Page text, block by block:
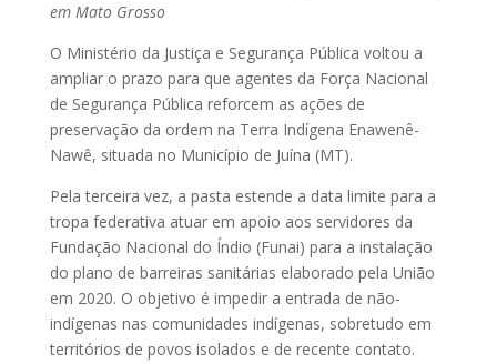
em Mato Grosso
O Ministério da Justiça e Segurança Pública voltou a
ampliar o prazo para que agentes da Força Nacional
de Segurança Pública reforcem as ações de
preservação da ordem na Terra Indígena Enawenê-
Nawê, situada no Município de Juína (MT).
Pela terceira vez, a pasta estende a data limite para a
tropa federativa atuar em apoio aos servidores da
Fundação Nacional do Índio (Funai) para a instalação
do plano de barreiras sanitárias elaborado pela União
em 2020. O objetivo é impedir a entrada de não-
indígenas nas comunidades indígenas, sobretudo em
territórios de povos isolados e de recente contato.